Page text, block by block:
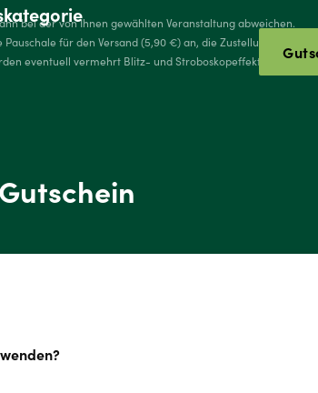
bei der von Ihnen gewählten Veranstaltung abweichen.
für den Versand (5,90 €) an, die Zustellung per E-
eventuell vermehrt Blitz- und Stroboskopeffekte